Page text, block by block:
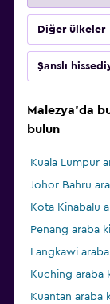
Diğer ülkeler
Şanslı
Malezya'da
bulun
Kuala Lumpur
Johor Bahru
Kota Kinabalu
Penang araba
Langkawi
Kuching araba
Kuantan araba